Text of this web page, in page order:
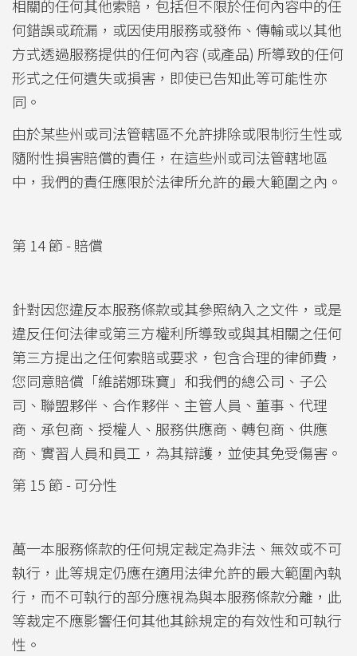
相關的任何其他索賠，包括但不限於任何內容中的任
何錯誤或疏漏，或因使用服務或發佈、傳輸或以其他
方式透過服務提供的任何內容 (或產品) 所導致的任何
形式之任何遺失或損害，即使已告知此等可能性亦
同。
由於某些州或司法管轄區不允許排除或限制衍生性或
隨附性損害賠償的責任，在這些州或司法管轄地區
中，我們的責任應限於法律所允許的最大範圍之內。
第 14 節 - 賠償
針對因您違反本服務條款或其參照納入之文件，或是
違反任何法律或第三方權利所導致或與其相關之任何
第三方提出之任何索賠或要求，包含合理的律師費，
您同意賠償「維諾娜珠寶」和我們的總公司、子公
司、聯盟夥伴、合作夥伴、主管人員、董事、代理
商、承包商、授權人、服務供應商、轉包商、供應
商、實習人員和員工，為其辯護，並使其免受傷害。
第 15 節 - 可分性
萬一本服務條款的任何規定裁定為非法、無效或不可
執行，此等規定仍應在適用法律允許的最大範圍內執
行，而不可執行的部分應視為與本服務條款分離，此
等裁定不應影響任何其他其餘規定的有效性和可執行
性。